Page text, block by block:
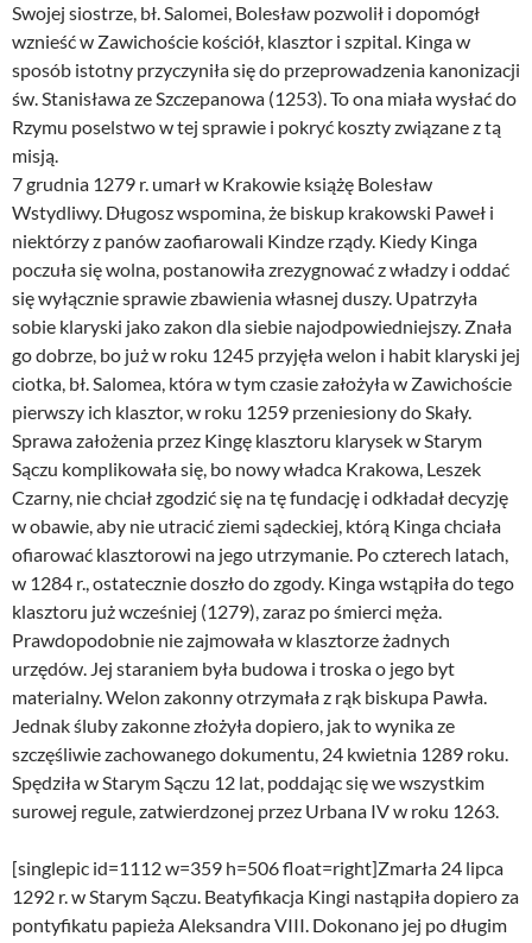
Swojej siostrze, bł. Salomei, Bolesław pozwolił i dopomógł
wznieść w Zawichoście kościół, klasztor i szpital. Kinga w
sposób istotny przyczyniła się do przeprowadzenia kanonizacji
św. Stanisława ze Szczepanowa (1253). To ona miała wysłać do
Rzymu poselstwo w tej sprawie i pokryć koszty związane z tą
misją.
7 grudnia 1279 r. umarł w Krakowie książę Bolesław
Wstydliwy. Długosz wspomina, że biskup krakowski Paweł i
niektórzy z panów zaofiarowali Kindze rządy. Kiedy Kinga
poczuła się wolna, postanowiła zrezygnować z władzy i oddać
się wyłącznie sprawie zbawienia własnej duszy. Upatrzyła
sobie klaryski jako zakon dla siebie najodpowiedniejszy. Znała
go dobrze, bo już w roku 1245 przyjęła welon i habit klaryski jej
ciotka, bł. Salomea, która w tym czasie założyła w Zawichoście
pierwszy ich klasztor, w roku 1259 przeniesiony do Skały.
Sprawa założenia przez Kingę klasztoru klarysek w Starym
Sączu komplikowała się, bo nowy władca Krakowa, Leszek
Czarny, nie chciał zgodzić się na tę fundację i odkładał decyzję
w obawie, aby nie utracić ziemi sądeckiej, którą Kinga chciała
ofiarować klasztorowi na jego utrzymanie. Po czterech latach,
w 1284 r., ostatecznie doszło do zgody. Kinga wstąpiła do tego
klasztoru już wcześniej (1279), zaraz po śmierci męża.
Prawdopodobnie nie zajmowała w klasztorze żadnych
urzędów. Jej staraniem była budowa i troska o jego byt
materialny. Welon zakonny otrzymała z rąk biskupa Pawła.
Jednak śluby zakonne złożyła dopiero, jak to wynika ze
szczęśliwie zachowanego dokumentu, 24 kwietnia 1289 roku.
Spędziła w Starym Sączu 12 lat, poddając się we wszystkim
surowej regule, zatwierdzonej przez Urbana IV w roku 1263.
[singlepic id=1112 w=359 h=506 float=right]Zmarła 24 lipca
1292 r. w Starym Sączu. Beatyfikacja Kingi nastąpiła dopiero za
pontyfikatu papieża Aleksandra VIII. Dokonano jej po długim